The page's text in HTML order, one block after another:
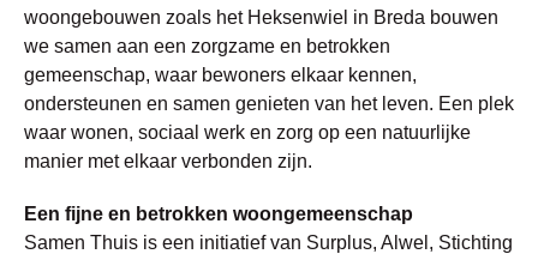
woongebouwen zoals het Heksenwiel in Breda bouwen
we samen aan een zorgzame en betrokken
gemeenschap, waar bewoners elkaar kennen,
ondersteunen en samen genieten van het leven. Een plek
waar wonen, sociaal werk en zorg op een natuurlijke
manier met elkaar verbonden zijn.
Een fijne en betrokken woongemeenschap
Samen Thuis is een initiatief van Surplus, Alwel, Stichting